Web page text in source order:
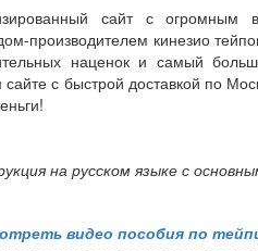
сайт с огромным
производителем кинезио
наценок и самый
с быстрой доставкой по
на русском языке с
видео пособия по